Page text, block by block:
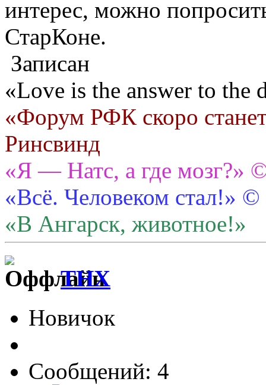
интерес, можно
СтарКоне.
Записан
«Love is the answer to the
«Форум РФК скоро
Ринсвинд
«Я — Натс, а где мозг?»
«Всё. Человеком стал!»
«В Ангарск, животное!»
THX
Новичок
Сообщений: 4